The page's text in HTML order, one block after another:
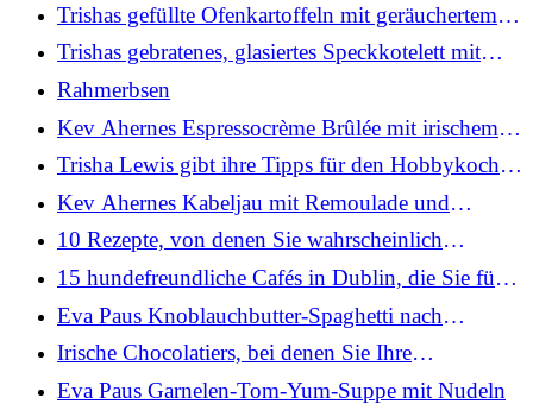
Trishas gefüllte Ofenkartoffeln mit geräuchertem
Käse, Schnittlauch und knusprigem Speck
Trishas gebratenes, glasiertes Speckkotelett mit
geschmortem Wirsing, Senf-Sahnesauce und
gebutterten Babykartoffeln
Rahmerbsen
Kev Ahernes Espressocrème Brûlée mit irischem
Sahnelikör: Heute
Trisha Lewis gibt ihre Tipps für den Hobbykoch-
Wettbewerb der Today Show
Kev Ahernes Kabeljau mit Remoulade und
Kartoffelsalat: Heute
10 Rezepte, von denen Sie wahrscheinlich
dachten, Sie könnten sie nicht in einer
Heißluftfritteuse zubereiten
15 hundefreundliche Cafés in Dublin, die Sie für
einen Puppuccino besuchen können
Eva Paus Knoblauchbutter-Spaghetti nach
chinesischer Art
Irische Chocolatiers, bei denen Sie Ihre
Osterleckereien kaufen können
Eva Paus Garnelen-Tom-Yum-Suppe mit Nudeln